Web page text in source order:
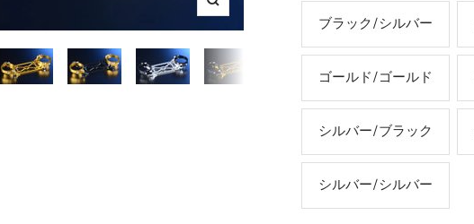
ズ
ー
イ
ブラック/シルバー
ゴールド/ゴールド
シルバー/ブラック
シルバー/シルバー